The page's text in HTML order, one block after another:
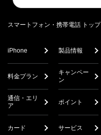
a
スマートフォン・携帯電話 トップ
iPhone 製品情報
料金プラン
キャンペー
ン
通信・エリ
ア
ポイント
カード サービス